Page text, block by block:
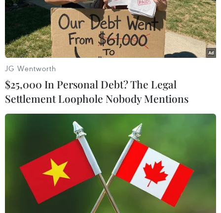
Ông bố anh hùng trao con cho vợ rồi đè
lên kẻ đánh bom tự sát
JG Wentworth
$25,000 In Personal Debt? The Legal
Settlement Loophole Nobody Mentions